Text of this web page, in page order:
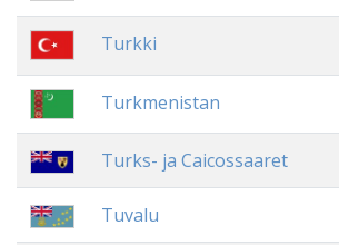
Turkki
Turkmenistan
Turks- ja Caicossaaret
Tuvalu